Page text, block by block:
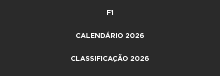
F1
CALENDÁRIO 2026
CLASSIFICAÇÃO 2026